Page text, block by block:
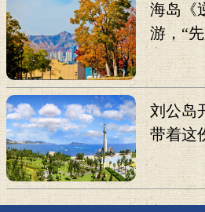
海岛《
游，“
地人真
刘公岛
带着这
《黑神
本！